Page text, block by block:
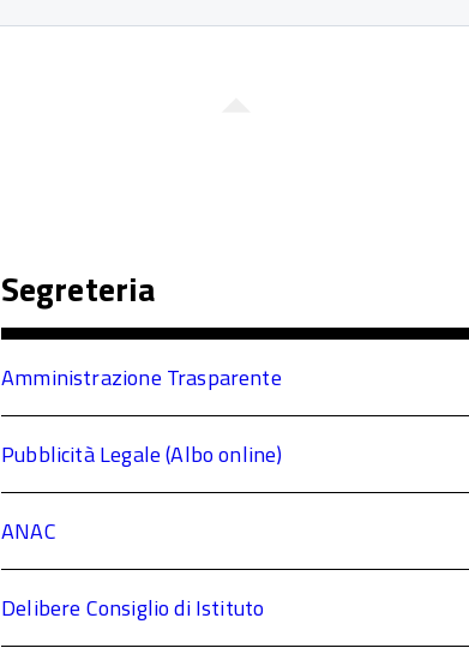
Segreteria
Amministrazione Trasparente
Pubblicità Legale (Albo online)
ANAC
Delibere Consiglio di Istituto